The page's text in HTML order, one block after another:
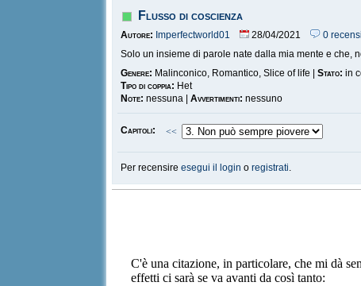
Flusso di coscienza
Autore: Imperfectworld01 28/04/2021
0
Solo un insieme di parole nate dalla mia mente e che,
Genere: Malinconico, Romantico, Slice of life |Stato: in
Tipo di coppia: Het
Note: nessuna |Avvertimenti: nessuno
Capitoli: <<
Per recensireesegui il login oregistrati.
C'è una citazione, in particolare, che mi dà
effetti ci sarà se va avanti da così tanto: